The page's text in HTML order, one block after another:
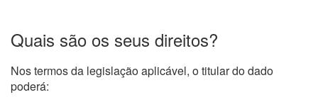
Quais são os seus direitos?
Nos termos da legislação aplicável, o titular do dado
poderá: